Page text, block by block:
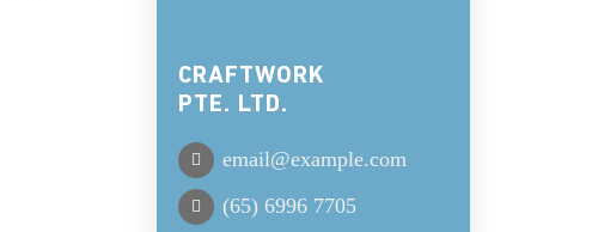
CRAFTWORK
PTE. LTD.
email@example.com
(65) 6996 7705